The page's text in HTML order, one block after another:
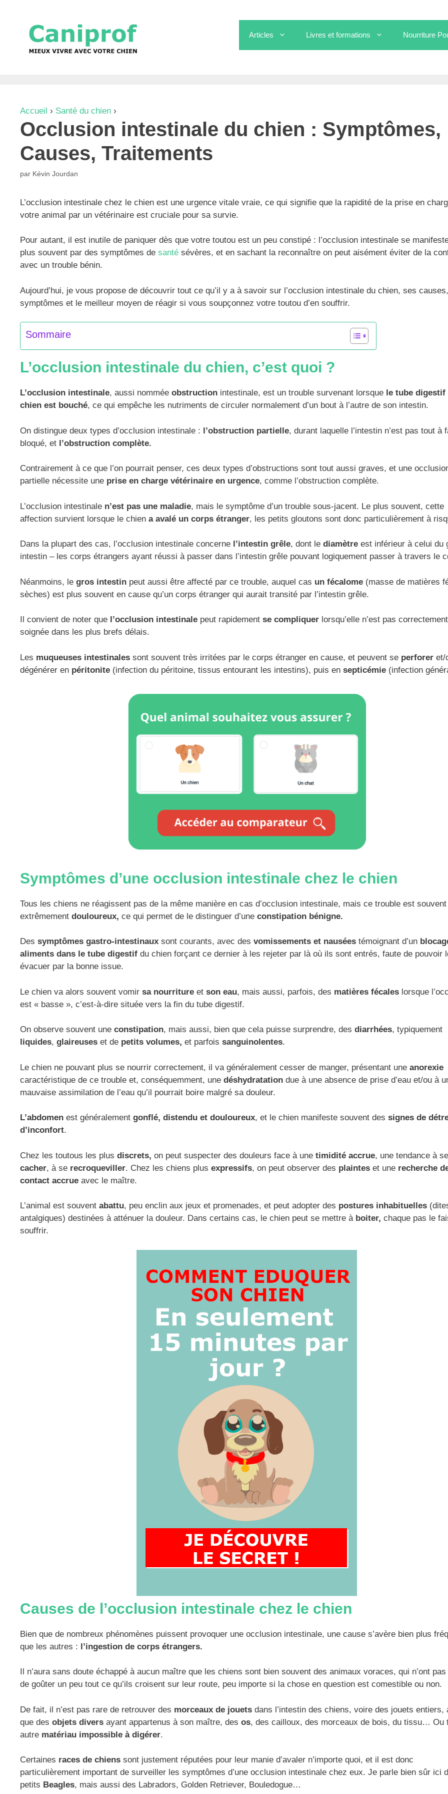
Articles Livres et formations Nourriture
Accueil › Santé du chien ›
Occlusion intestinale du chien : Symptômes,
Causes, Traitements
par Kévin Jourdan
L’occlusion intestinale chez le chien est une urgence vitale vraie, ce qui signifie que la rapidité de la prise en
votre animal par un vétérinaire est cruciale pour sa survie.
Pour autant, il est inutile de paniquer dès que votre toutou est un peu constipé : l’occlusion intestinale se
plus souvent par des symptômes de santé sévères, et en sachant la reconnaître on peut aisément éviter de la
avec un trouble bénin.
Aujourd’hui, je vous propose de découvrir tout ce qu’il y a à savoir sur l’occlusion intestinale du chien, ses
symptômes et le meilleur moyen de réagir si vous soupçonnez votre toutou d’en souffrir.
Sommaire
L’occlusion intestinale du chien, c’est quoi ?
L’occlusion intestinale, aussi nommée obstruction intestinale, est un trouble survenant lorsque le tube digestif
chien est bouché, ce qui empêche les nutriments de circuler normalement d’un bout à l’autre de son intestin.
On distingue deux types d’occlusion intestinale : l’obstruction partielle, durant laquelle l’intestin n’est pas tout à
bloqué, et l’obstruction complète.
Contrairement à ce que l’on pourrait penser, ces deux types d’obstructions sont tout aussi graves, et une
partielle nécessite une prise en charge vétérinaire en urgence, comme l’obstruction complète.
L’occlusion intestinale n’est pas une maladie, mais le symptôme d’un trouble sous-jacent. Le plus souvent, cette
affection survient lorsque le chien a avalé un corps étranger, les petits gloutons sont donc particulièrement à
Dans la plupart des cas, l’occlusion intestinale concerne l’intestin grêle, dont le diamètre est inférieur à celui du
intestin – les corps étrangers ayant réussi à passer dans l’intestin grêle pouvant logiquement passer à travers le
Néanmoins, le gros intestin peut aussi être affecté par ce trouble, auquel cas un fécalome (masse de matières
sèches) est plus souvent en cause qu’un corps étranger qui aurait transité par l’intestin grêle.
Il convient de noter que l’occlusion intestinale peut rapidement se compliquer lorsqu’elle n’est pas correctement
soignée dans les plus brefs délais.
Les muqueuses intestinales sont souvent très irritées par le corps étranger en cause, et peuvent se perforer et/
dégénérer en péritonite (infection du péritoine, tissus entourant les intestins), puis en septicémie (infection
Symptômes d’une occlusion intestinale chez le chien
Tous les chiens ne réagissent pas de la même manière en cas d’occlusion intestinale, mais ce trouble est souvent
extrêmement douloureux, ce qui permet de le distinguer d’une constipation bénigne.
Des symptômes gastro-intestinaux sont courants, avec des vomissements et nausées témoignant d’un
aliments dans le tube digestif du chien forçant ce dernier à les rejeter par là où ils sont entrés, faute de pouvoir
évacuer par la bonne issue.
Le chien va alors souvent vomir sa nourriture et son eau, mais aussi, parfois, des matières fécales lorsque
est « basse », c’est-à-dire située vers la fin du tube digestif.
On observe souvent une constipation, mais aussi, bien que cela puisse surprendre, des diarrhées, typiquement
liquides, glaireuses et de petits volumes, et parfois sanguinolentes.
Le chien ne pouvant plus se nourrir correctement, il va généralement cesser de manger, présentant une anorexie
caractéristique de ce trouble et, conséquemment, une déshydratation due à une absence de prise d’eau et/ou à
mauvaise assimilation de l’eau qu’il pourrait boire malgré sa douleur.
L’abdomen est généralement gonflé, distendu et douloureux, et le chien manifeste souvent des signes de
d’inconfort.
Chez les toutous les plus discrets, on peut suspecter des douleurs face à une timidité accrue, une tendance à se
cacher, à se recroqueviller. Chez les chiens plus expressifs, on peut observer des plaintes et une recherche
contact accrue avec le maître.
L’animal est souvent abattu, peu enclin aux jeux et promenades, et peut adopter des postures inhabituelles
antalgiques) destinées à atténuer la douleur. Dans certains cas, le chien peut se mettre à boiter, chaque pas le
souffrir.
Causes de l’occlusion intestinale chez le chien
Bien que de nombreux phénomènes puissent provoquer une occlusion intestinale, une cause s’avère bien plus
que les autres : l’ingestion de corps étrangers.
Il n’aura sans doute échappé à aucun maître que les chiens sont bien souvent des animaux voraces, qui n’ont
de goûter un peu tout ce qu’ils croisent sur leur route, peu importe si la chose en question est comestible ou non.
De fait, il n’est pas rare de retrouver des morceaux de jouets dans l’intestin des chiens, voire des jouets entiers,
que des objets divers ayant appartenus à son maître, des os, des cailloux, des morceaux de bois, du tissu… Ou
autre matériau impossible à digérer.
Certaines races de chiens sont justement réputées pour leur manie d’avaler n’importe quoi, et il est donc
particulièrement important de surveiller les symptômes d’une occlusion intestinale chez eux. Je parle bien sûr ici
petits Beagles, mais aussi des Labradors, Golden Retriever, Bouledogue…